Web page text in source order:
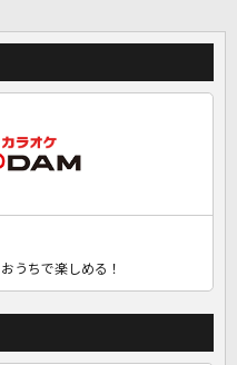
うちで楽しめる！